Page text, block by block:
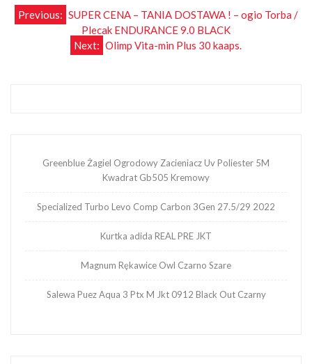
Nawigacja
Previous: SUPER CENA – TANIA DOSTAWA ! – ogio Torba /
Plecak ENDURANCE 9.0 BLACK
Next: Olimp Vita-min Plus 30 kaaps.
Greenblue Żagiel Ogrodowy Zacieniacz Uv Poliester 5M
Kwadrat Gb505 Kremowy
Specialized Turbo Levo Comp Carbon 3Gen 27.5/29 2022
Kurtka adida REAL PRE JKT
Magnum Rękawice Owl Czarno Szare
Salewa Puez Aqua 3 Ptx M Jkt 0912 Black Out Czarny